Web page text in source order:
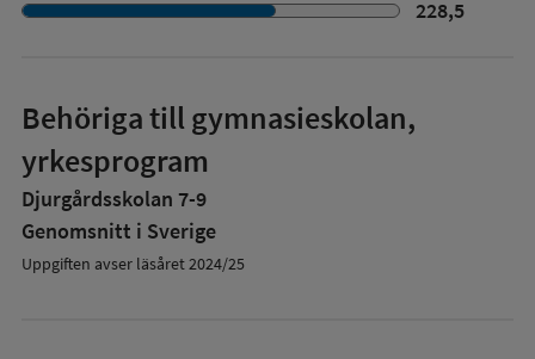
228,5
Behöriga till gymnasieskolan,
yrkesprogram
Djurgårdsskolan 7-9
Genomsnitt i Sverige
Uppgiften avser läsåret 2024/25